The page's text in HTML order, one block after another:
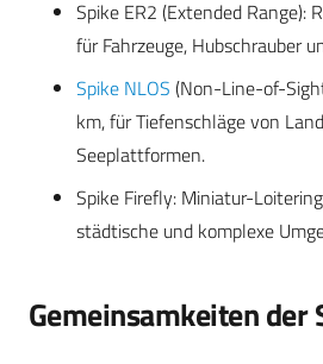
Spike ER2 (Extended Range):
für Fahrzeuge, Hubschrauber
Spike NLOS (Non-Line-of-
km, für Tiefenschläge von
Seeplattformen.
Spike Firefly: Miniatur-
städtische und komplexe
Gemeinsamkeiten der